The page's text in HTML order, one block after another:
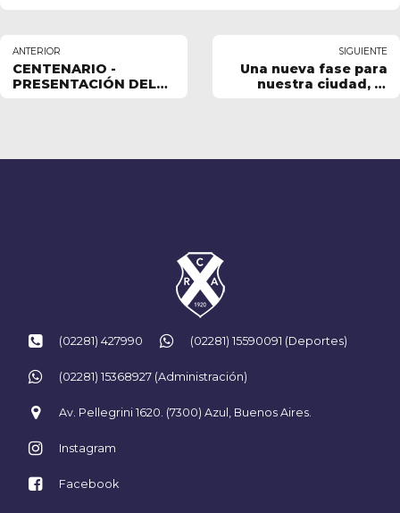
ANTERIOR
CENTENARIO -
PRESENTACIÓN DEL
SIGUIENTE
Una nueva fase para
nuestra ciudad, el
(02281) 427990 (02281) 15590091 (Deportes)
(02281) 15368927 (Administración)
Av. Pellegrini 1620. (7300) Azul, Buenos Aires.
Instagram
Facebook